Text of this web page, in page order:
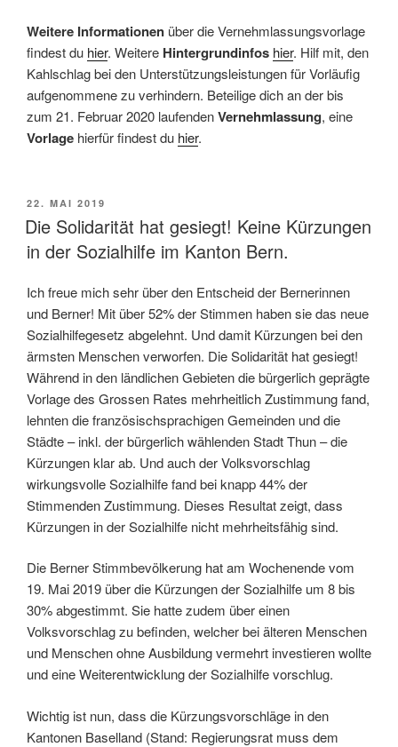
Weitere Informationen über die Vernehmlassungsvorlage
findest du hier. Weitere Hintergrundinfos hier. Hilf mit, den
Kahlschlag bei den Unterstützungsleistungen für Vorläufig
aufgenommene zu verhindern. Beteilige dich an der bis
zum 21. Februar 2020 laufendenVernehmlassung, eine
Vorlage hierfür findest du hier.
VERÖFFENTLICHT
AM
22. MAI 2019
Die Solidarität hat gesiegt! Keine Kürzungen
in der Sozialhilfe im Kanton Bern.
Ich freue mich sehr über den Entscheid der Bernerinnen
und Berner! Mit über 52% der Stimmen haben sie das neue
Sozialhilfegesetz abgelehnt. Und damit Kürzungen bei den
ärmsten Menschen verworfen. Die Solidarität hat gesiegt!
Während in den ländlichen Gebieten die bürgerlich geprägte
Vorlage des Grossen Rates mehrheitlich Zustimmung fand,
lehnten die französischsprachigen Gemeinden und die
Städte – inkl. der bürgerlich wählenden Stadt Thun – die
Kürzungen klar ab. Und auch der Volksvorschlag
wirkungsvolle Sozialhilfe fand bei knapp 44% der
Stimmenden Zustimmung. Dieses Resultat zeigt, dass
Kürzungen in der Sozialhilfe nicht mehrheitsfähig sind.
Die Berner Stimmbevölkerung hat am Wochenende vom
19. Mai 2019 über die Kürzungen der Sozialhilfe um 8 bis
30% abgestimmt. Sie hatte zudem über einen
Volksvorschlag zu befinden, welcher bei älteren Menschen
und Menschen ohne Ausbildung vermehrt investieren wollte
und eine Weiterentwicklung der Sozialhilfe vorschlug.
Wichtig ist nun, dass die Kürzungsvorschläge in den
Kantonen Baselland (Stand: Regierungsrat muss dem